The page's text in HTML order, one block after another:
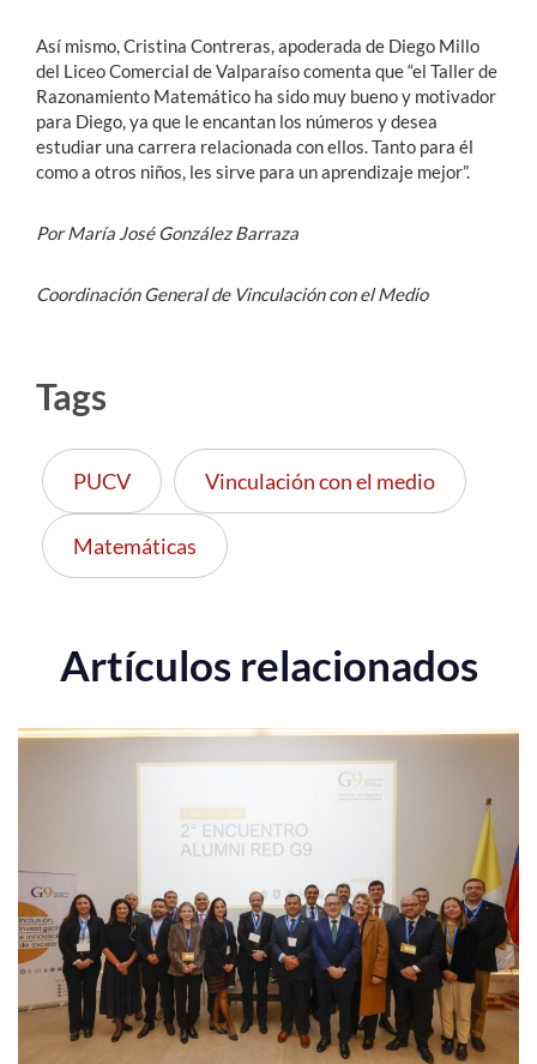
Así mismo, Cristina Contreras, apoderada de Diego Millo
del Liceo Comercial de Valparaíso comenta que “el Taller de
Razonamiento Matemático ha sido muy bueno y motivador
para Diego, ya que le encantan los números y desea
estudiar una carrera relacionada con ellos. Tanto para él
como a otros niños, les sirve para un aprendizaje mejor”.
Por María José González Barraza
Coordinación General de Vinculación con el Medio
Tags
PUCV Vinculación con el medio
Matemáticas
Artículos relacionados